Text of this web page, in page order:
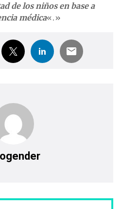
de los niños en base a
médica«.»